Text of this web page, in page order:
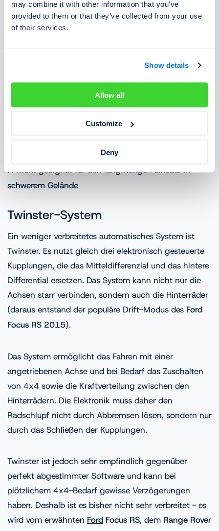
may combine it with other information that you’ve
provided to them or that they’ve collected from your use
of their services.
Show details
Allow all
Customize
Deny
Auch im Lock-Modus hat das System jedoch nicht die
weiterhin und koppelt die Kupplung bei höheren
Systems aus. Daher eignet sich dieses System für
SUVs, ist aber für echtes Offroad nicht geeignet.
steuern, keine Gefahr der Kupplungsüberhitzung
❌Nicht geeignet für den langfristigen Einsatz in
schwerem Gelände
Twinster-System
Ein weniger verbreitetes automatisches System ist
Twinster. Es nutzt gleich drei elektronisch gesteuerte
Kupplungen, die das Mitteldifferenzial und das hintere
Differential ersetzen. Das System kann nicht nur die
Achsen starr verbinden, sondern auch die Hinterräder
(daraus entstand der populäre Drift-Modus des Ford
Focus RS 2015).
Das System ermöglicht das Fahren mit einer
angetriebenen Achse und bei Bedarf das Zuschalten
von 4x4 sowie die Kraftverteilung zwischen den
Hinterrädern. Die Elektronik muss daher den
Radschlupf nicht durch Abbremsen lösen, sondern nur
durch das Schließen der Kupplungen.
Twinster ist jedoch sehr empfindlich gegenüber
perfekt abgestimmter Software und kann bei
plötzlichem 4x4-Bedarf gewisse Verzögerungen
haben. Deshalb ist es bisher nicht sehr verbreitet - es
wird vom erwähnten Ford Focus RS, dem Range Rover